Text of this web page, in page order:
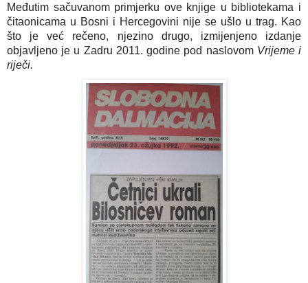
Međutim sačuvanom primjerku ove knjige u bibliotekama i
čitaonicama u Bosni i Hercegovini nije se ušlo u trag. Kao
što je već rečeno, njezino drugo, izmijenjeno izdanje
objavljeno je u Zadru 2011. godine pod naslovom Vrijeme i
riječi.